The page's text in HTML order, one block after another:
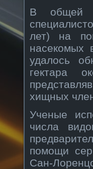
В общей
лет) на
насекомых
удалось
гектара
хищных
Ученые
числа
помощи
Сан-